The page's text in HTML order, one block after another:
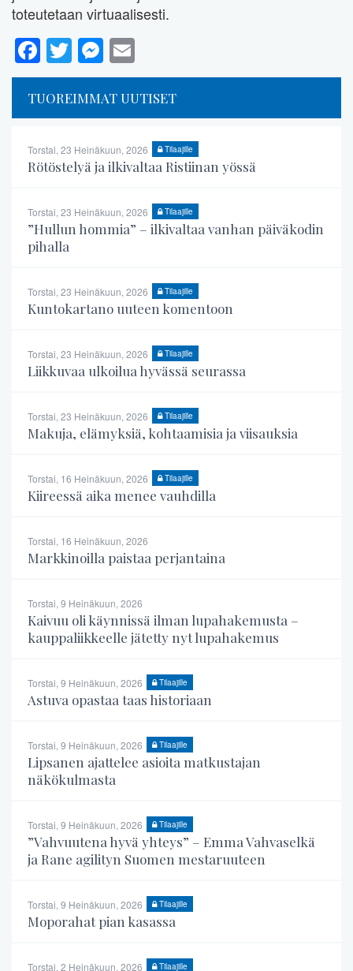
toteutetaan virtuaalisesti.
Facebook
TwitterMessenger
TUOREIMMAT UUTISET
Torstai, 23 Heinäkuun, 2026 Tilaajille
Rötöstelyä ja ilkivaltaa Ristiinan yössä
Torstai, 23 Heinäkuun, 2026 Tilaajille
”Hullun hommia” – ilkivaltaa vanhan päiväkodin
pihalla
Torstai, 23 Heinäkuun, 2026 Tilaajille
Kuntokartano uuteen komentoon
Torstai, 23 Heinäkuun, 2026 Tilaajille
Liikkuvaa ulkoilua hyvässä seurassa
Torstai, 23 Heinäkuun, 2026 Tilaajille
Makuja, elämyksiä, kohtaamisia ja viisauksia
Torstai, 16 Heinäkuun, 2026 Tilaajille
Kiireessä aika menee vauhdilla
Torstai, 16 Heinäkuun, 2026
Markkinoilla paistaa perjantaina
Torstai, 9 Heinäkuun, 2026
Kaivuu oli käynnissä ilman lupahakemusta –
kauppaliikkeelle jätetty nyt lupahakemus
Torstai, 9 Heinäkuun, 2026 Tilaajille
Astuva opastaa taas historiaan
Torstai, 9 Heinäkuun, 2026 Tilaajille
Lipsanen ajattelee asioita matkustajan
näkökulmasta
Torstai, 9 Heinäkuun, 2026 Tilaajille
”Vahvuutena hyvä yhteys” – Emma Vahvaselkä
ja Rane agilityn Suomen mestaruuteen
Torstai, 9 Heinäkuun, 2026 Tilaajille
Moporahat pian kasassa
Torstai, 2 Heinäkuun, 2026 Tilaajille